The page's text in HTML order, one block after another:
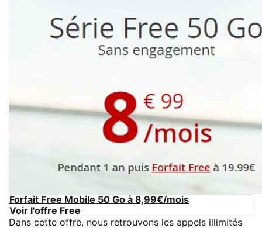
Forfait Free Mobile 50 Go à 8,99€/mois
Voir l'offre Free
Dans cette offre, nous retrouvons les appels illimités